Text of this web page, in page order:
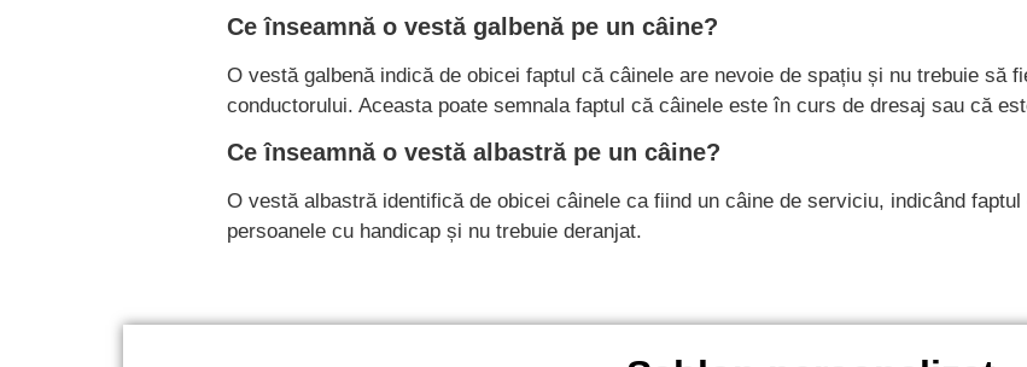
Ce înseamnă o vestă galbenă pe un câine?
O vestă galbenă indică de obicei faptul că câinele are nevoie de spațiu și nu trebuie să
conductorului. Aceasta poate semnala faptul că câinele este în curs de dresaj sau că
Ce înseamnă o vestă albastră pe un câine?
O vestă albastră identifică de obicei câinele ca fiind un câine de serviciu, indicând
persoanele cu handicap și nu trebuie deranjat.